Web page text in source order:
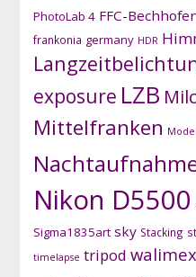
PhotoLab 4 FFC-
frankonia germany HDR
exposure LZB
Mittelfranken
Nikon D5500
Sigma1835art sky Stacking
timelapse tripod walimex